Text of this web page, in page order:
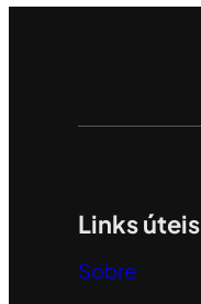
Links úteis
Sobre